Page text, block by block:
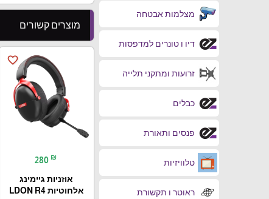
מצלמות אבטחה
דיו ו טונרים למדפסות
זרועות ומתקני תלייה
כבלים
פנסים ותאורת
טלוויזיות
ראוטר ו תקשורת
מוצרים קשורים
favorite_border
280 ₪
אוזניות גיימינג
אלחוטיות LDON R4